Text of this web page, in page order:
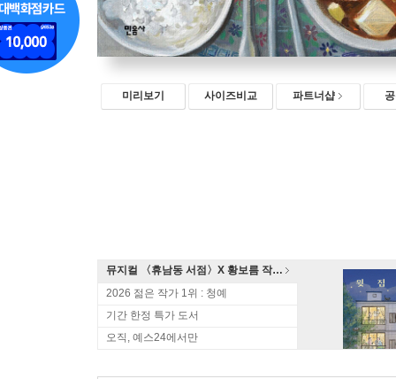
미리보기 사이즈비교 파트너샵
뮤지컬 〈휴남동 서점〉X 황보름 작가 북토크
2026 젊은 작가 1위 : 청예
기간 한정 특가 도서
오직, 예스24에서만